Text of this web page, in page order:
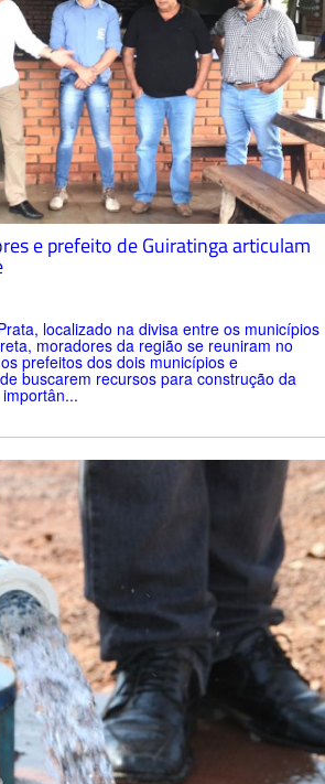
e prefeito de Guiratinga articulam
localizado na divisa entre os municípios
moradores da região se reuniram no
prefeitos dos dois municípios e
buscarem recursos para construção da